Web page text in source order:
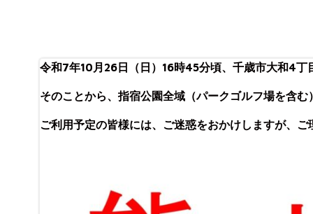
令和7年10月26日（日）16時45分頃、千歳市大和4丁
そのことから、指宿公園全域（パークゴルフ場を含
ご利用予定の皆様には、ご迷惑をおかけしますが、 ご